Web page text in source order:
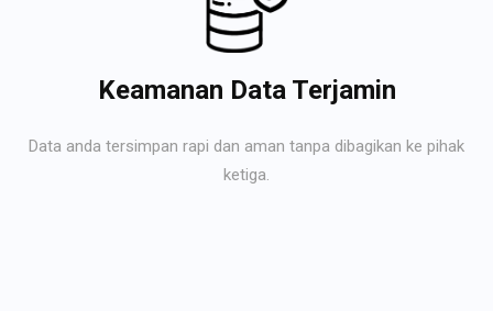
Keamanan Data Terjamin
Data anda tersimpan rapi dan aman tanpa dibagikan ke pihak
ketiga.